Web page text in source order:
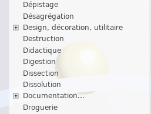
Dépistage
Désagrégation
Design, décoration, utilitaire
Destruction
Didactique
Digestion
Dissection
Dissolution
Documentation...
Droguerie